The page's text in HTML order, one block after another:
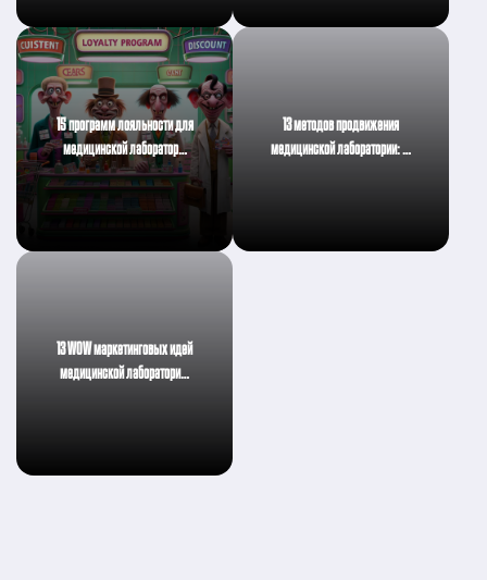
15 программ лояльности для
медицинской лаборатор…
13 методов продвижения
медицинской лаборатории: …
13 WOW маркетинговых идей
медицинской лаборатори…